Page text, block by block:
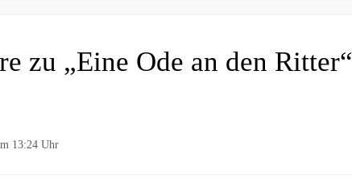
zu „Eine Ode an den Ritter“
13:24 Uhr